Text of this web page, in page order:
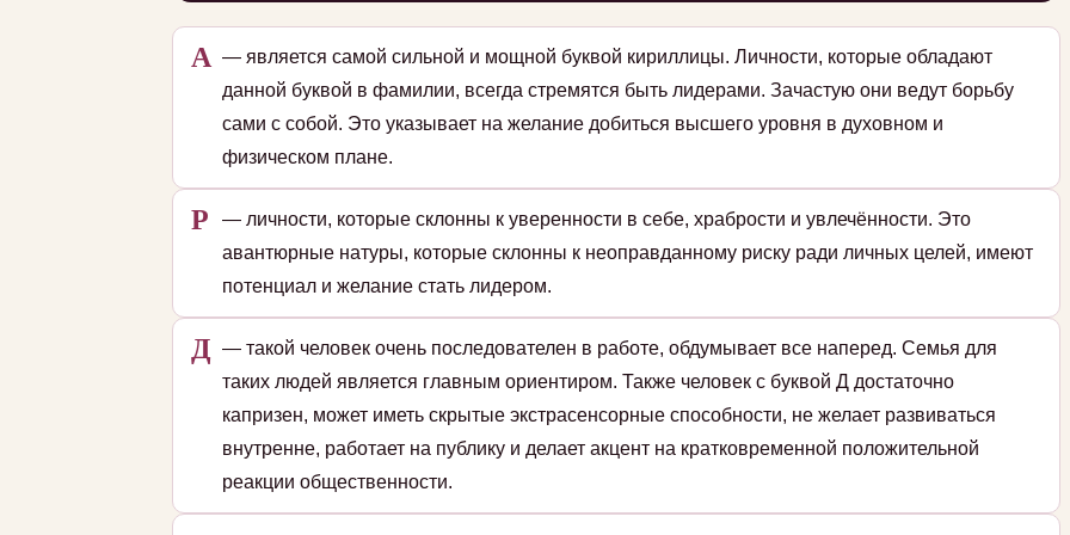
А — является самой сильной и мощной буквой кириллицы. Личности, которые обладают
данной буквой в фамилии, всегда стремятся быть лидерами. Зачастую они ведут борьбу
сами с собой. Это указывает на желание добиться высшего уровня в духовном и
физическом плане.
Р
— личности, которые склонны к уверенности в себе, храбрости и увлечённости. Это
авантюрные натуры, которые склонны к неоправданному риску ради личных целей, имеют
потенциал и желание стать лидером.
Д — такой человек очень последователен в работе, обдумывает все наперед. Семья для
таких людей является главным ориентиром. Также человек с буквой Д достаточно
капризен, может иметь скрытые экстрасенсорные способности, не желает развиваться
внутренне, работает на публику и делает акцент на кратковременной положительной
реакции общественности.